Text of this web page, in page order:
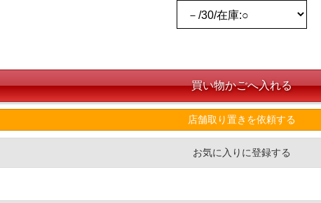
店舗取り置きを依頼する
お気に入りに登録する